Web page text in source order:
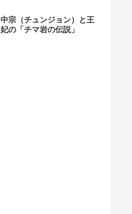
中宗（チュンジョン）と王
妃の「チマ岩の伝説」